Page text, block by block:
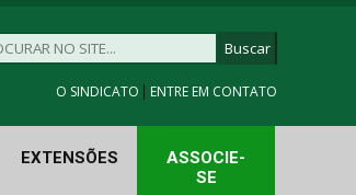
O SINDICATO | ENTRE EM CONTATO
EXTENSÕES
ASSOCIE-
SE